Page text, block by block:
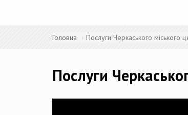
Головна Послуги Черкаського міського
Послуги